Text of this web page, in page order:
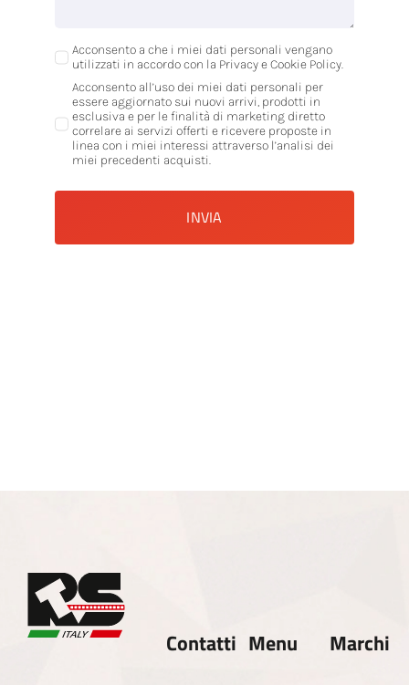
Acconsento a che i miei dati personali vengano
utilizzati in accordo con la Privacy e Cookie Policy.
Acconsento all’uso dei miei dati personali per
essere aggiornato sui nuovi arrivi, prodotti in
esclusiva e per le finalità di marketing diretto
correlare ai servizi offerti e ricevere proposte in
linea con i miei interessi attraverso l’analisi dei
miei precedenti acquisti.
INVIA
Contatti Menu Marchi